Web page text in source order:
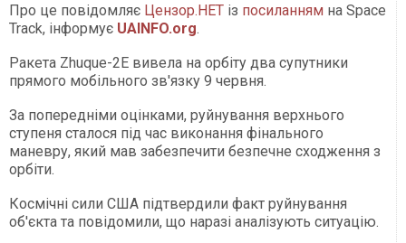
Про це повідомляє Цензор.НЕТ із посиланням на Space
Track, інформує UAINFO.org.
Ракета Zhuque-2E вивела на орбіту два супутники
прямого мобільного зв'язку 9 червня.
За попередніми оцінками, руйнування верхнього
ступеня сталося під час виконання фінального
маневру, який мав забезпечити безпечне сходження з
орбіти.
Космічні сили США підтвердили факт руйнування
об'єкта та повідомили, що наразі аналізують ситуацію.